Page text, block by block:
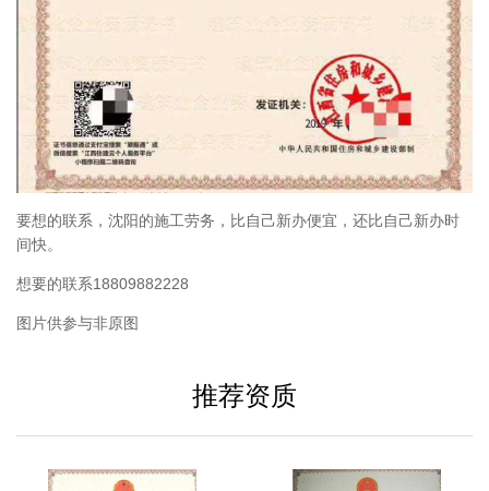
要想的联系，沈阳的施工劳务，比自己新办便宜，还比自己新办时
间快。
想要的联系18809882228
图片供参与非原图
推荐资质